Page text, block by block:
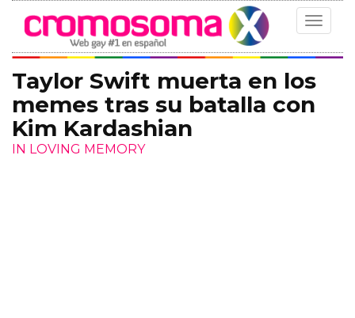
Toggle
Taylor Swift muerta en los
memes tras su batalla con
Kim Kardashian
IN LOVING MEMORY